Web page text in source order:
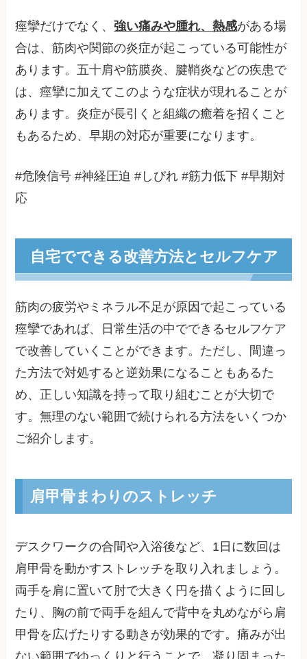
痙攣だけでなく、強い痛みや腫れ、熱感がある場
合は、筋肉や関節の炎症が起こっている可能性が
あります。五十肩や筋膜炎、腱鞘炎などの疾患で
は、痙攣に加えてこのような症状が現れることが
あります。炎症が長引くと組織の癒着を招くこと
もあるため、早期の対応が重要になります。
#危険信号 #神経圧迫 #しびれ #筋力低下 #早期対
応
自宅でできる改善方法とセルフケア
筋肉の疲労やミネラル不足が原因で起こっている
痙攣であれば、日常生活の中でできるセルフケア
で改善していくことができます。ただし、間違っ
た方法で対処すると逆効果になることもあるた
め、正しい知識を持って取り組むことが大切で
す。無理のない範囲で続けられる方法をいくつか
ご紹介します。
肩甲骨まわりのストレッチ
デスクワークの合間や入浴後など、1日に数回は
肩甲骨を動かすストレッチを取り入れましょう。
両手を肩に置いて肘で大きく円を描くように回し
たり、胸の前で両手を組んで背中を丸めながら肩
甲骨を広げたりする動きが効果的です。痛みが出